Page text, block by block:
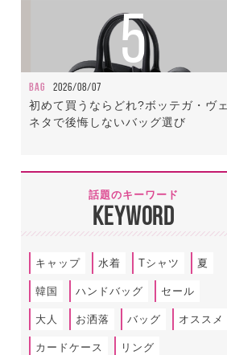
5
BAG 2026/08/07
初めて買うならどれ?ボッテガ・ヴェ
ネタで後悔しないバッグ選び
話題のキーワード
KEYWORD
キャップ 水着 Tシャツ 夏
韓国 ハンドバッグ セール
大人 お洒落 バッグ オススメ
カードケース リング